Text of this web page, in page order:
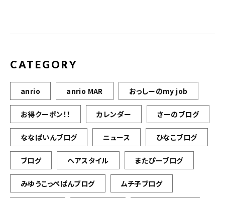
CATEGORY
anrio anrio MAR おっしーのmy job
お得クーポン！！ カレンダー さーのブログ
ななぱいんブログ ニュース ひなこブログ
ブログ ヘアスタイル またぴーブログ
みゆうこっぺぱんブログ ムチ子ブログ